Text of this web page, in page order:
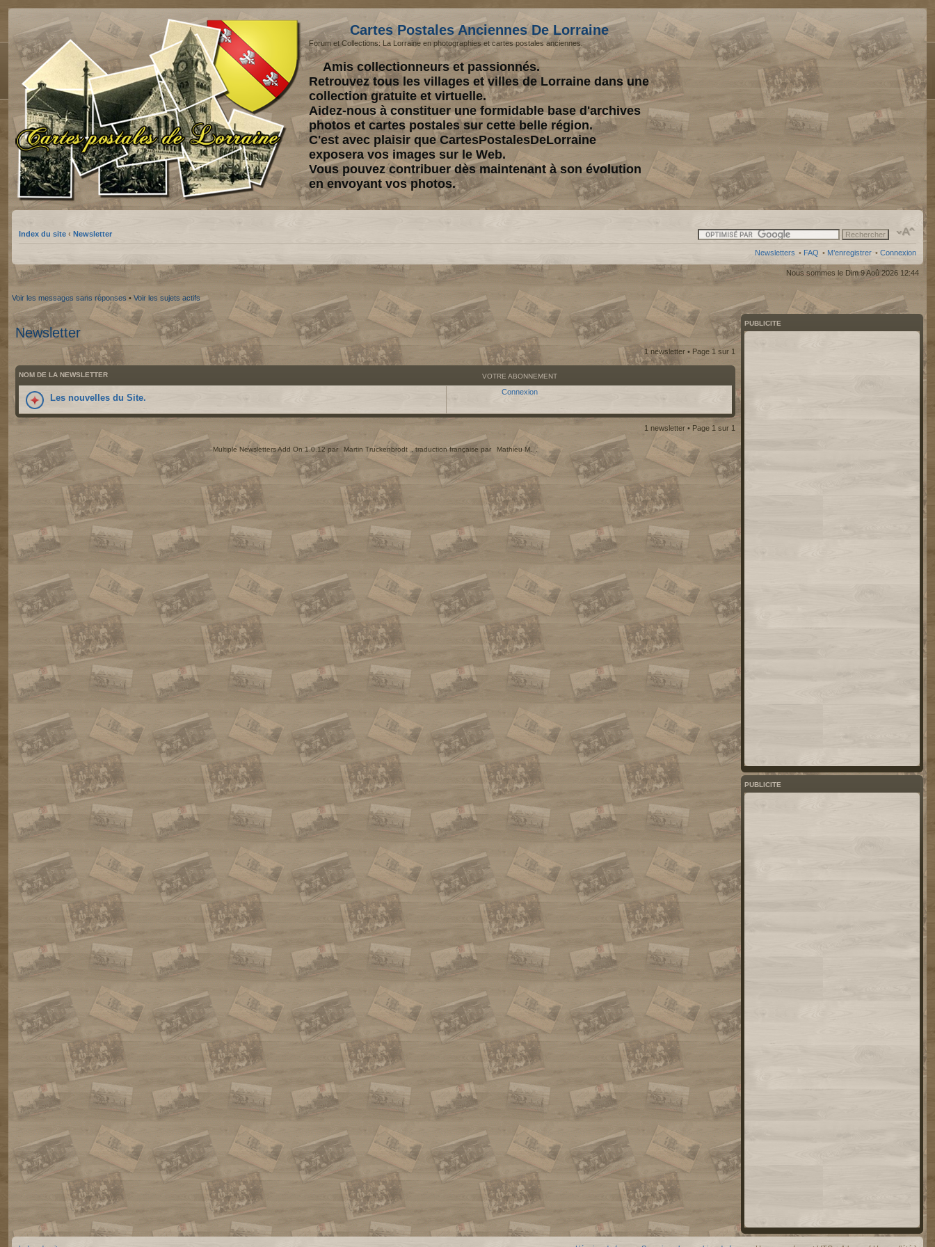
Cartes Postales Anciennes De Lorraine
Forum et Collections: La Lorraine en photographies et cartes postales anciennes.
Amis collectionneurs et passionnés.
Retrouvez tous les villages et villes de Lorraine dans une
collection gratuite et virtuelle.
Aidez-nous à constituer une formidable base d'archives
photos et cartes postales sur cette belle région.
C'est avec plaisir que CartesPostalesDeLorraine
exposera vos images sur le Web.
Vous pouvez contribuer dès maintenant à son évolution
en envoyant vos photos.
Index du site ‹ Newsletter
Newsletters • FAQ • M’enregistrer • Connexion
Nous sommes le Dim 9 Aoû 2026 12:44
Voir les messages sans réponses • Voir les sujets actifs
Newsletter
1 newsletter • Page 1 sur 1
NOM DE LA NEWSLETTER VOTRE ABONNEMENT
Les nouvelles du Site.
Connexion
1 newsletter • Page 1 sur 1
Multiple Newsletters Add On 1.0.12 par Martin Truckenbrodt , traduction française par Mathieu M. .
PUBLICITE
PUBLICITE